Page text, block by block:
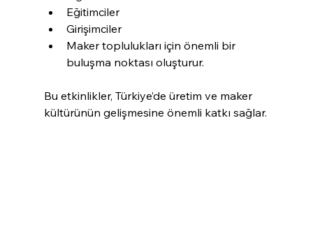
Eğitimciler
Girişimciler
Maker toplulukları için önemli bir
buluşma noktası oluşturur.
Bu etkinlikler, Türkiye’de üretim ve maker
kültürünün gelişmesine önemli katkı sağlar.